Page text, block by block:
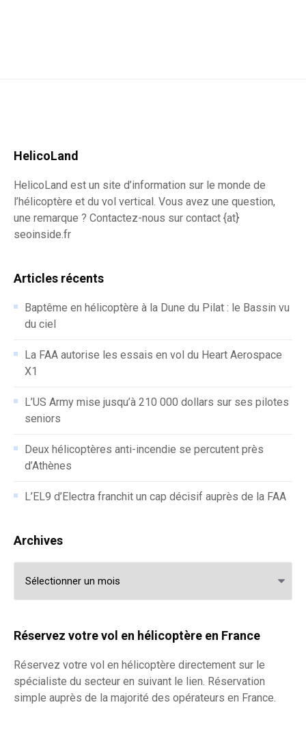
HelicoLand
HelicoLand est un site d’information sur le monde de
l’hélicoptère et du vol vertical. Vous avez une question,
une remarque ? Contactez-nous sur contact {at}
seoinside.fr
Articles récents
Baptême en hélicoptère à la Dune du Pilat : le Bassin vu
du ciel
La FAA autorise les essais en vol du Heart Aerospace
X1
L’US Army mise jusqu’à 210 000 dollars sur ses pilotes
seniors
Deux hélicoptères anti-incendie se percutent près
d’Athènes
L’EL9 d’Electra franchit un cap décisif auprès de la FAA
Archives
Réservez votre vol en hélicoptère en France
Réservez votre vol en hélicoptère directement sur le
spécialiste du secteur en suivant le lien. Réservation
simple auprès de la majorité des opérateurs en France.